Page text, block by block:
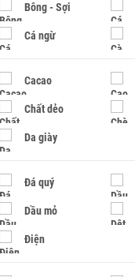
Bông - Sợi
Cá ngừ
Cacao
Chất dẻo
Da giày
Đá quý
Dầu mỏ
Điện